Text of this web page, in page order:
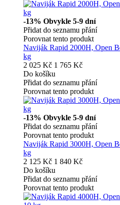
-13% Obvykle 5-9 dní
Přidat do seznamu přání
Porovnat tento produkt
Naviják Rapid 2000H, Open
kg
2 025 Kč 1 765 Kč
Do košíku
Přidat do seznamu přání
Porovnat tento produkt
-13% Obvykle 5-9 dní
Přidat do seznamu přání
Porovnat tento produkt
Naviják Rapid 3000H, Open
kg
2 125 Kč 1 840 Kč
Do košíku
Přidat do seznamu přání
Porovnat tento produkt